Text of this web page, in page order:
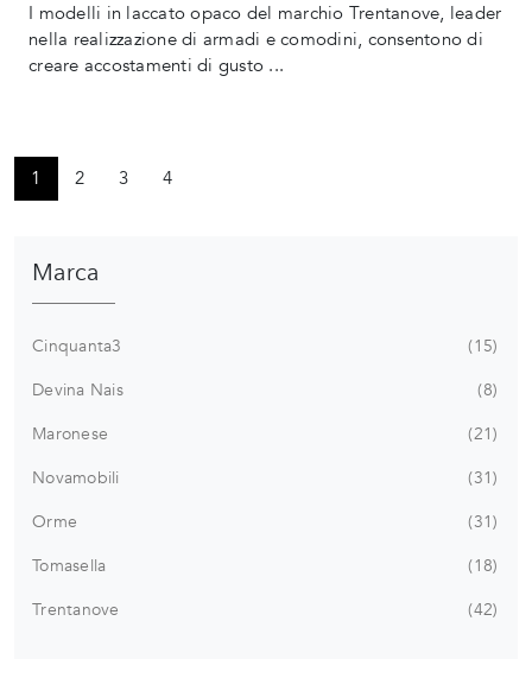
I modelli in laccato opaco del marchio Trentanove, leader
nella realizzazione di armadi e comodini, consentono di
creare accostamenti di gusto ...
1 2 3 4
Marca
Cinquanta3
15
Devina Nais
8
Maronese
21
Novamobili
31
Orme
31
Tomasella
18
Trentanove
42